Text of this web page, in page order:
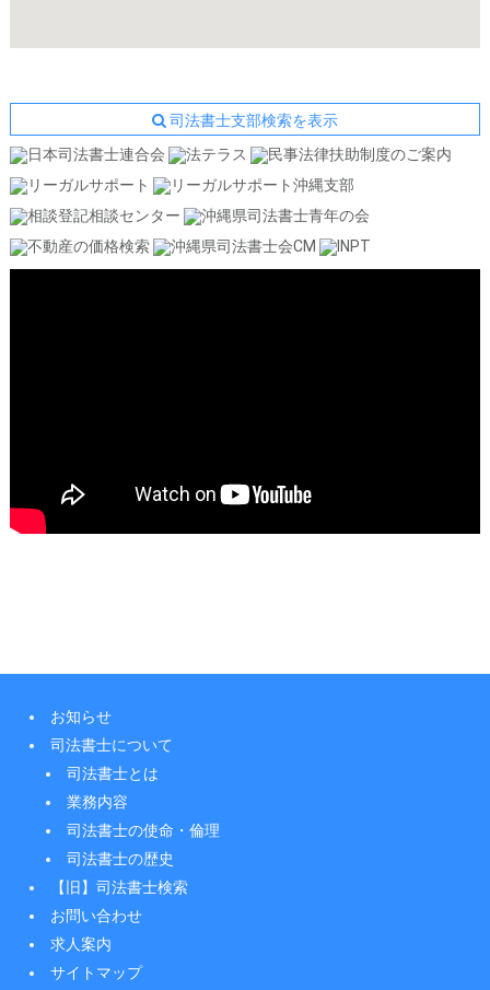
司法書士支部検索を表示
お知らせ
司法書士について
司法書士とは
業務内容
司法書士の使命・倫理
司法書士の歴史
【旧】司法書士検索
お問い合わせ
求人案内
サイトマップ